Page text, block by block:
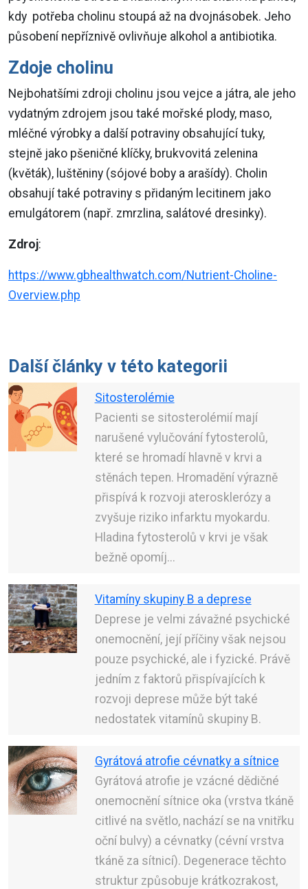
kdy potřeba cholinu stoupá až na dvojnásobek. Jeho
působení nepříznivě ovlivňuje alkohol a antibiotika.
Zdoje cholinu
Nejbohatšími zdroji cholinu jsou vejce a játra, ale jeho
vydatným zdrojem jsou také mořské plody, maso,
mléčné výrobky a další potraviny obsahující tuky,
stejně jako pšeničné klíčky, brukvovitá zelenina
(květák), luštěniny (sójové boby a arašídy). Cholin
obsahují také potraviny s přidaným lecitinem jako
emulgátorem (např. zmrzlina, salátové dresinky).
Zdroj:
https://www.gbhealthwatch.com/Nutrient-Choline-
Overview.php
Další články v této kategorii
Sitosterolémie
Pacienti se sitosterolémií mají
narušené vylučování fytosterolů,
které se hromadí hlavně v krvi a
stěnách tepen. Hromadění výrazně
přispívá k rozvoji aterosklerózy a
zvyšuje riziko infarktu myokardu.
Hladina fytosterolů v krvi je však
bežně opomíj...
Vitamíny skupiny B a deprese
Deprese je velmi závažné psychické
onemocnění, její příčiny však nejsou
pouze psychické, ale i fyzické. Právě
jedním z faktorů přispívajících k
rozvoji deprese může být také
nedostatek vitamínů skupiny B.
Gyrátová atrofie cévnatky a sítnice
Gyrátová atrofie je vzácné dědičné
onemocnění sítnice oka (vrstva tkáně
citlivé na světlo, nachází se na vnitřku
oční bulvy) a cévnatky (cévní vrstva
tkáně za sítnicí). Degenerace těchto
struktur způsobuje krátkozrakost,